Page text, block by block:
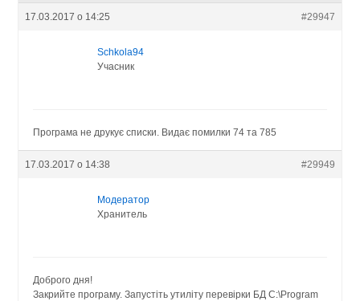
17.03.2017 о 14:25 #29947
Schkola94
Учасник
Програма не друкує списки. Видає помилки 74 та 785
17.03.2017 о 14:38 #29949
Модератор
Хранитель
Доброго дня!
Закрийте програму. Запустіть утиліту перевірки БД C:\Program